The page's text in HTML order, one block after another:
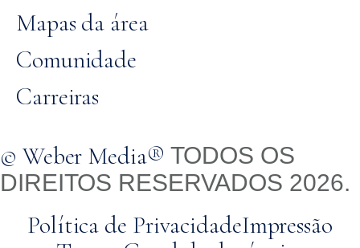
Mapas da área
Comunidade
Carreiras
© Weber Media® TODOS OS
DIREITOS RESERVADOS 2026.
Política de PrivacidadeImpressão